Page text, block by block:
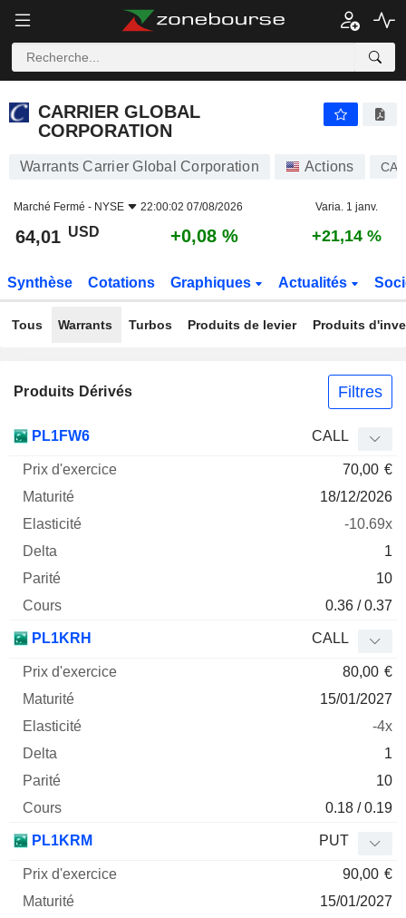
CARRIER GLOBAL
CORPORATION
Warrants Carrier Global Corporation Actions
Marché Fermé - NYSE 22:00:02 07/08/2026 Varia. 1 janv.
64,01 USD +0,08 % +21,14 %
Synthèse Cotations Graphiques Actualités
Tous Warrants Turbos Produits de levier Produits
Produits Dérivés Filtres
Mnemo Type
Parité
PL1FW6 CALL
70,00 €
18/12/2026
-10.69x
1
10
0.36 / 0.37
PL1KRH CALL
80,00 €
15/01/2027
-4x
1
10
0.18 / 0.19
PL1KRM PUT
90,00 €
15/01/2027